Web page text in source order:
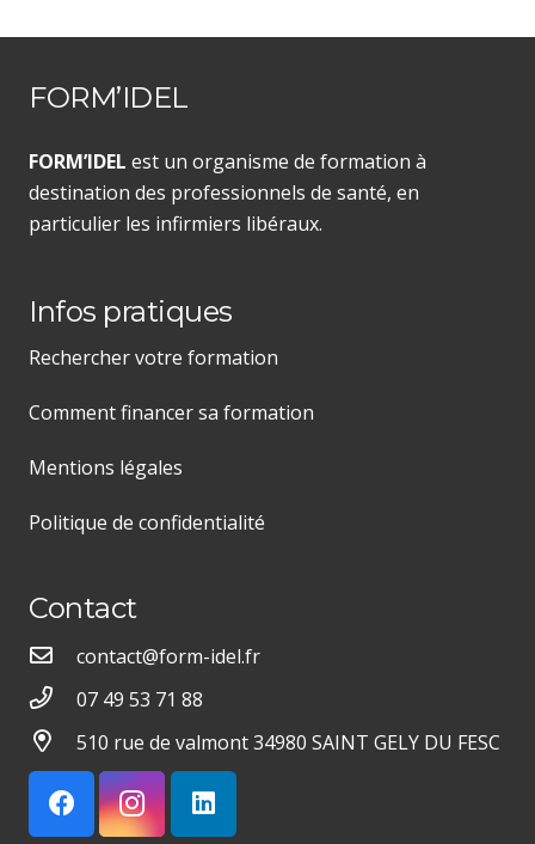
FORM’IDEL
FORM’IDEL est un organisme de formation à
destination des professionnels de santé, en
particulier les infirmiers libéraux.
Infos pratiques
Rechercher votre formation
Comment financer sa formation
Mentions légales
Politique de confidentialité
Contact
contact@form-idel.fr
07 49 53 71 88
510 rue de valmont 34980 SAINT GELY DU FESC